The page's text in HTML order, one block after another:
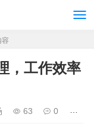
容
，工作效率
63 0